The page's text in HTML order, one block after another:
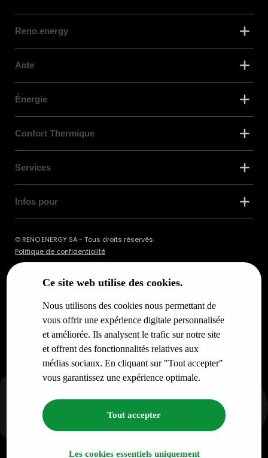
Ce site web utilise des cookies.
Nous utilisons des cookies nous permettant de
vous offrir une expérience digitale personnalisée
et améliorée. Ils analysent le trafic sur notre site
et offrent des fonctionnalités relatives aux
médias sociaux. En cliquant sur "Tout accepter"
vous garantissez une expérience optimale.
Tout accepter
Les cookies essentiels uniquement
Reno.energy
Aide
Énergie
Confort Thermique
Services
Infos pour
© RENO.ENERGY SA - Tous droits réservés.
Politique de confidentialité